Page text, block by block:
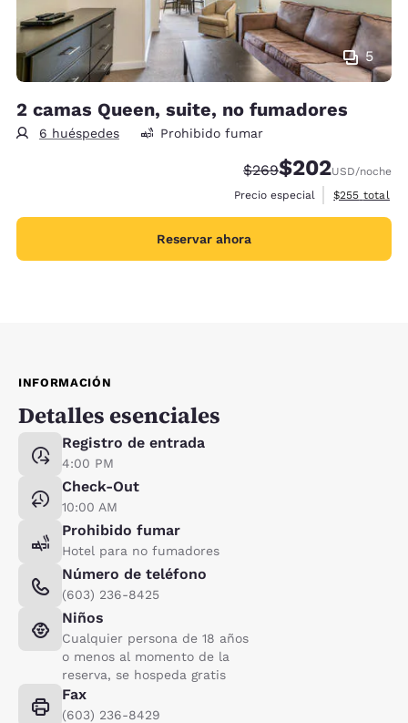
5
2 camas Queen, suite, no fumadores
6 huéspedes Prohibido fumar
Precio tachado:
$269Precio con
$202USD/noche
Precio especial
Ver detalles
$255 total
Reservar ahora
INFORMACIÓN
Detalles esenciales
Registro de entrada
4:00 PM
Check-Out
10:00 AM
Prohibido fumar
Hotel para no fumadores
Número de teléfono
(603) 236-8425
Niños
Cualquier persona de 18 años
o menos al momento de la
reserva, se hospeda gratis
Fax
(603) 236-8429